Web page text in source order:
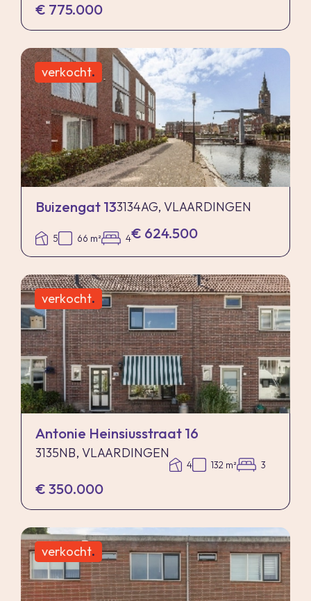
€ 775.000
verkocht.
Buizengat 133134AG, VLAARDINGEN
5 66 m² 4€ 624.500
verkocht.
Antonie Heinsiusstraat 16
3135NB, VLAARDINGEN
4 132 m² 3
€ 350.000
verkocht.